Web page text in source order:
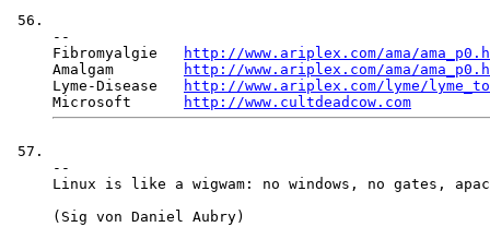
--
Fibromyalgie
http://www.ariplex.com/ama/
Amalgam
http://www.ariplex.com/ama/
Lyme-Disease
http://www.ariplex.com/lyme/
Microsoft
http://www.cultdeadcow.com
--
Linux is like a wigwam: no windows, no gates,